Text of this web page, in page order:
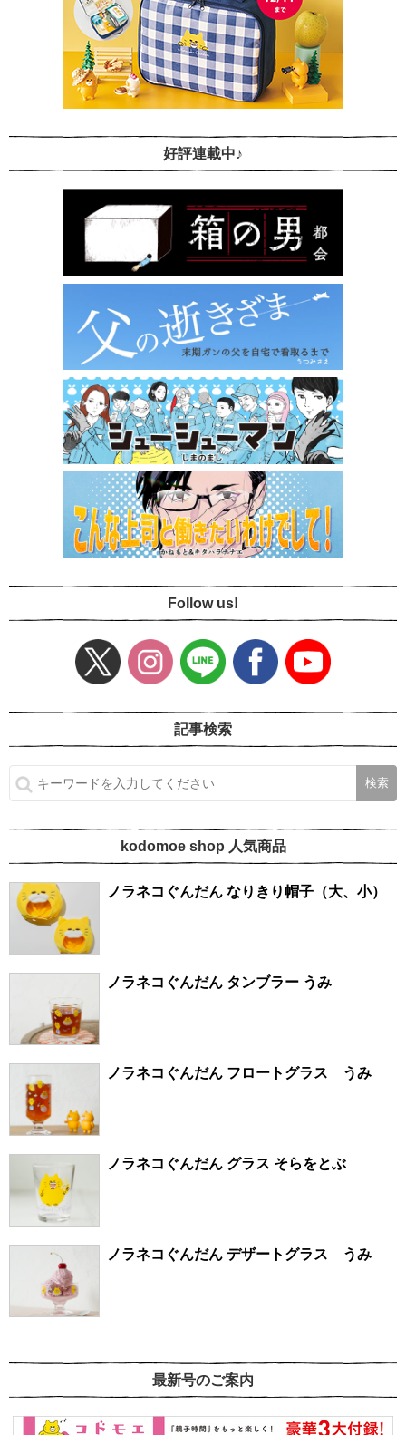
好評連載中♪
Follow us!
記事検索
kodomoe shop 人気商品
ノラネコぐんだん なりきり帽子（大、小）
ノラネコぐんだん タンブラー うみ
ノラネコぐんだん フロートグラス うみ
ノラネコぐんだん グラス そらをとぶ
ノラネコぐんだん デザートグラス うみ
最新号のご案内